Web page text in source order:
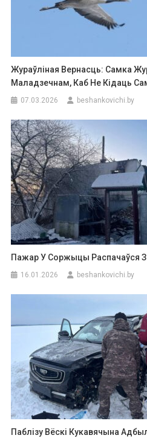
Жураўліная Вернасць: Самка
Маладзечнам, Каб Не Кідаць
07.03.2026 beshankovichi.by
Пажар У Соржыцы Распачаўся З
16.01.2026 beshankovichi.by
Паблізу Вёскі Кукавячына